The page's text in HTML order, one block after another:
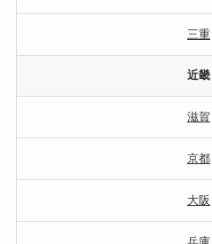
三重
近畿
滋賀
京都
大阪